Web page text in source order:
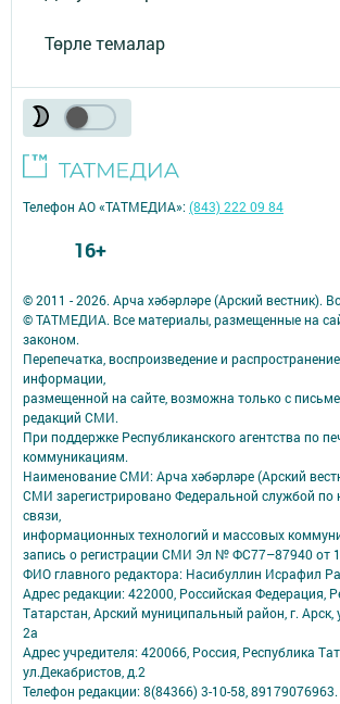
Төрле темалар
© 2011 - 2026. Арча хәбәрләре (Арский вестник).
© ТАТМЕДИА. Все материалы, размещенные на
законом.
Перепечатка, воспроизведение и
информации,
размещенной на сайте, возможна только с
редакций СМИ.
При поддержке Республиканского агентства по
коммуникациям.
Наименование СМИ: Арча хәбәрләре (Арский
СМИ зарегистрировано Федеральной службой по
связи,
информационных технологий и массовых
запись о регистрации СМИ Эл № ФС77–87940 от
ФИО главного редактора: Насибуллин Исрафил
Адрес редакции: 422000, Российская Федерация,
Татарстан, Арский муниципальный район, г. Арск,
2а
Адрес учредителя: 420066, Россия, Республика
ул.Декабристов, д.2
Телефон редакции: 8(84366) 3-10-58, 89179076963.
Телефон АО «ТАТМЕДИА»:(843) 222 09 84
16+